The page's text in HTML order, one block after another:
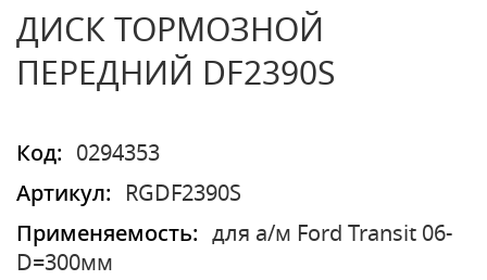
ДИСК ТОРМОЗНОЙ
ПЕРЕДНИЙ DF2390S
Код:
0294353
Артикул:
RGDF2390S
Применяемость:
для а/м Ford Transit 06-
D=300мм